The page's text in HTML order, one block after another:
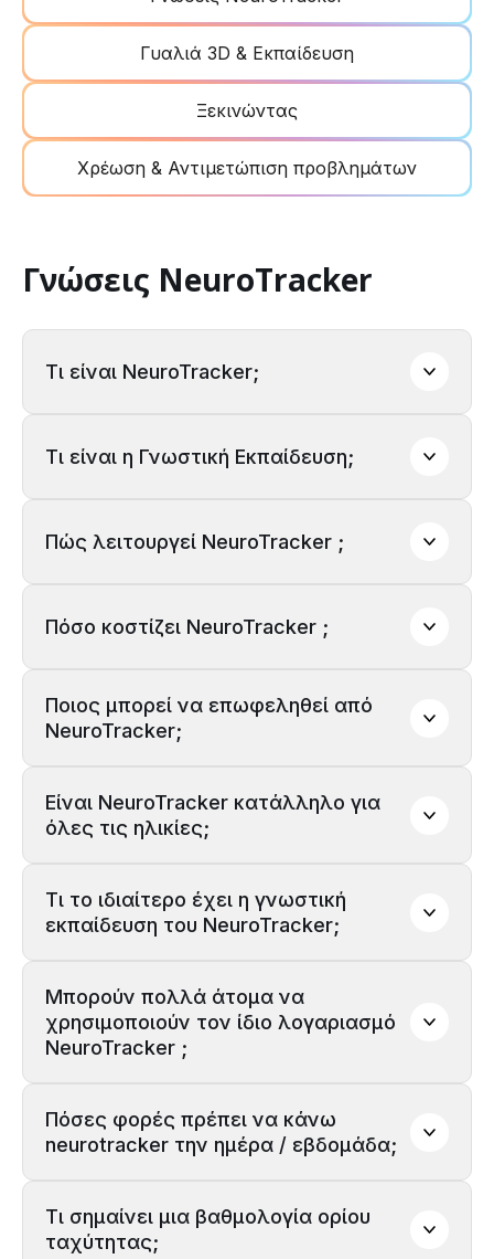
Γυαλιά 3D & Εκπαίδευση
Ξεκινώντας
Χρέωση & Αντιμετώπιση προβλημάτων
Γνώσεις NeuroTracker
Τι είναι NeuroTracker;
Τι είναι η Γνωστική Εκπαίδευση;
Πώς λειτουργεί NeuroTracker ;
Πόσο κοστίζει NeuroTracker ;
Annual
Lifetime
Ποιος μπορεί να επωφεληθεί από
NeuroTracker;
Είναι NeuroTracker κατάλληλο για
όλες τις ηλικίες;
Τι το ιδιαίτερο έχει η γνωστική
εκπαίδευση του NeuroTracker;
Μπορούν πολλά άτομα να
χρησιμοποιούν τον ίδιο λογαριασμό
NeuroTracker ;
Πόσες φορές πρέπει να κάνω
neurotracker την ημέρα / εβδομάδα;
Τι σημαίνει μια βαθμολογία ορίου
ταχύτητας;